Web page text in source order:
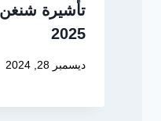
تأشيرة
2025
ديسمبر 28, 2024